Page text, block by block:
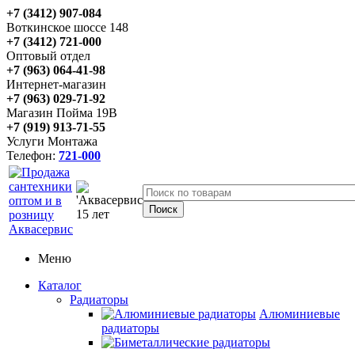
+7 (3412) 907-084
Воткинское шоссе 148
+7 (3412) 721-000
Оптовый отдел
+7 (963) 064-41-98
Интернет-магазин
+7 (963) 029-71-92
Магазин Пойма 19В
+7 (919) 913-71-55
Услуги Монтажа
Телефон: 721-000
Меню
Каталог
Радиаторы
Алюминиевые
радиаторы